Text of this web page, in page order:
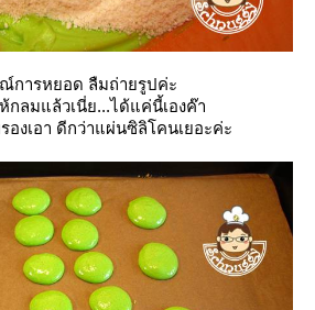
การหยอด ลืมถ่ายรูปค่ะ
กลมแล้วเนี่ย...ได้แค่นี้เองค๊า
งเอา ดีกว่าแผ่นซิลิโคนเยอะค่ะ